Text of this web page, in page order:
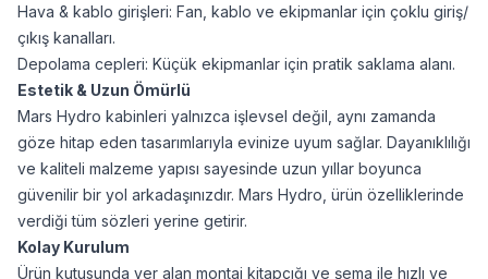
Hava & kablo girişleri: Fan, kablo ve ekipmanlar için çoklu giriş/
çıkış kanalları.
Depolama cepleri: Küçük ekipmanlar için pratik saklama alanı.
Estetik & Uzun Ömürlü
Mars Hydro kabinleri yalnızca işlevsel değil, aynı zamanda
göze hitap eden tasarımlarıyla evinize uyum sağlar. Dayanıklılığı
ve kaliteli malzeme yapısı sayesinde uzun yıllar boyunca
güvenilir bir yol arkadaşınızdır. Mars Hydro, ürün özelliklerinde
verdiği tüm sözleri yerine getirir.
Kolay Kurulum
Ürün kutusunda yer alan montaj kitapçığı ve şema ile hızlı ve